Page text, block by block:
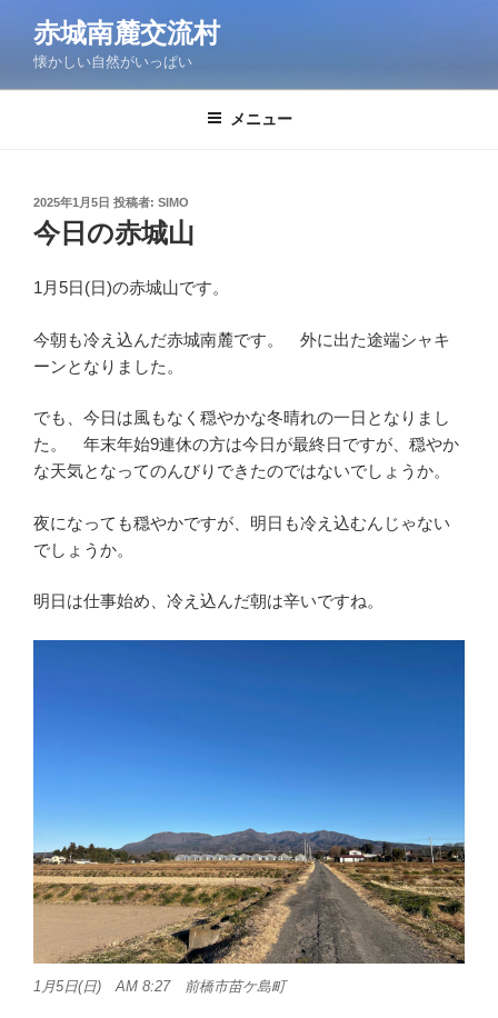
ン
赤城南麓交流村
懐かしい自然がいっぱい
メニュー
投
稿
日:
2025年1月5日 投稿者: SIMO
今日の赤城山
1月5日(日)の赤城山です。
今朝も冷え込んだ赤城南麓です。 外に出た途端シャキ
ーンとなりました。
でも、今日は風もなく穏やかな冬晴れの一日となりまし
た。 年末年始9連休の方は今日が最終日ですが、穏やか
な天気となってのんびりできたのではないでしょうか。
夜になっても穏やかですが、明日も冷え込むんじゃない
でしょうか。
明日は仕事始め、冷え込んだ朝は辛いですね。
1月5日(日) AM 8:27 前橋市苗ケ島町